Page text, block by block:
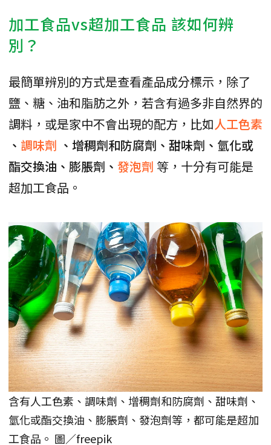
加工食品vs超加工食品 該如何辨
別？
最簡單辨別的方式是查看產品成分標示，除了
鹽、糖、油和脂肪之外，若含有過多非自然界的
調料，或是家中不會出現的配方，比如人工色素
、 調味劑 、增稠劑和防腐劑、甜味劑、氫化或
酯交換油、膨脹劑、 發泡劑 等，十分有可能是
超加工食品。
含有人工色素、調味劑、增稠劑和防腐劑、甜味劑、
氫化或酯交換油、膨脹劑、發泡劑等，都可能是超加
工食品。 圖／freepik